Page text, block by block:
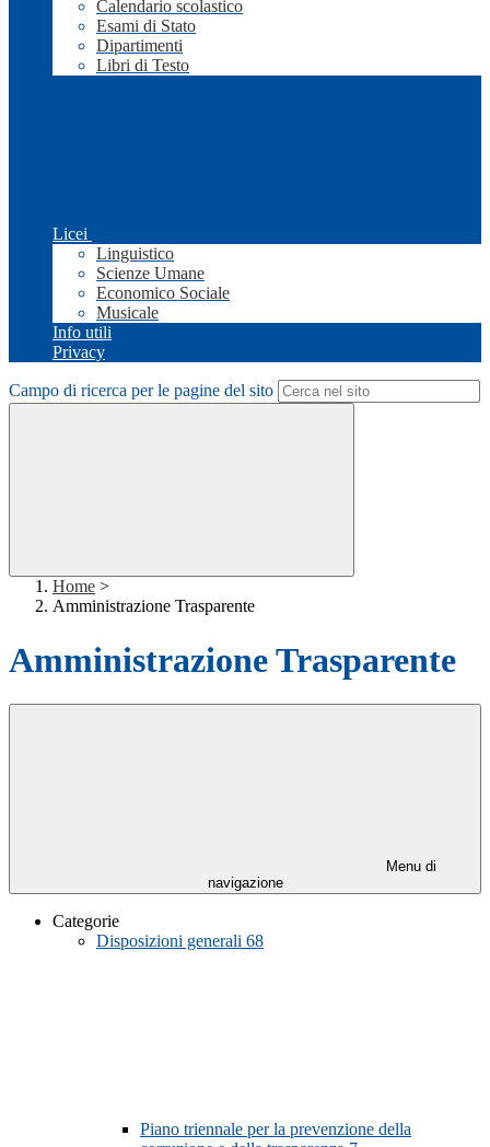
Calendario scolastico
Esami di Stato
Dipartimenti
Libri di Testo
Licei
Linguistico
Scienze Umane
Economico Sociale
Musicale
Info utili
Privacy
Campo di ricerca per le pagine del sito
Home >
Amministrazione Trasparente
Amministrazione Trasparente
Menu di
navigazione
Categorie
Disposizioni generali 68
Piano triennale per la prevenzione della